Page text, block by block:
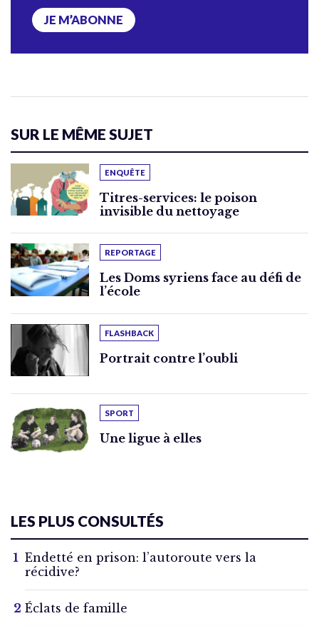
JE M’ABONNE
SUR LE MÊME SUJET
ENQUÊTE
Titres-services: le poison
invisible du nettoyage
REPORTAGE
Les Doms syriens face au défi de
l’école
FLASHBACK
Portrait contre l’oubli
SPORT
Une ligue à elles
LES PLUS CONSULTÉS
Endetté en prison: l’autoroute vers la
récidive?
Éclats de famille